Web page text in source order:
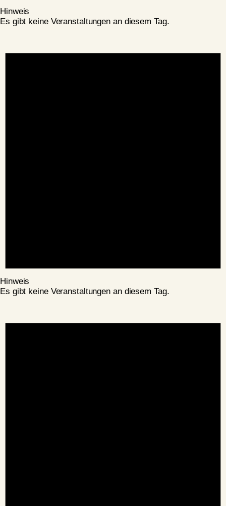
Hinweis
Es gibt keine Veranstaltungen an diesem Tag.
Hinweis
Es gibt keine Veranstaltungen an diesem Tag.